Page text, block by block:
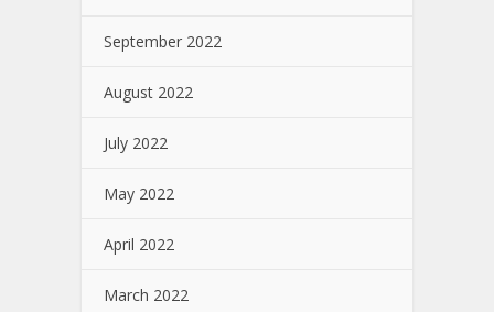
September 2022
August 2022
July 2022
May 2022
April 2022
March 2022